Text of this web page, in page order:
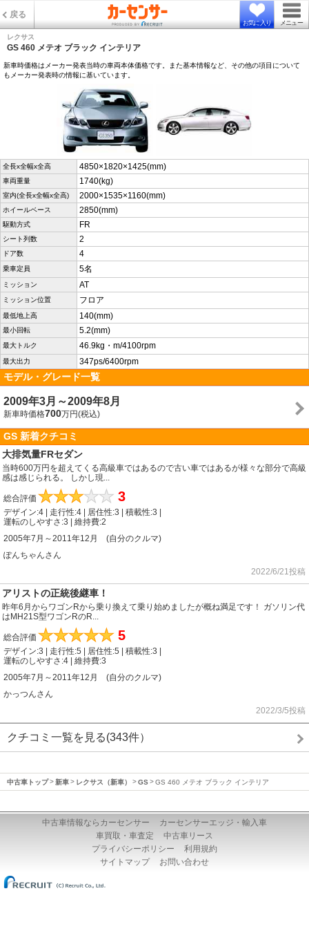
戻る
お気に入り メニュー
レクサス
GS 460 メテオ ブラック インテリア
新車時価格はメーカー発表当時の車両本体価格です。また基本情報など、その他の項目について
もメーカー発表時の情報に基いています。
全長x全幅x全高 4850×1820×1425(mm)
車両重量 1740(kg)
室内(全長x全幅x全高) 2000×1535×1160(mm)
ホイールベース 2850(mm)
駆動方式 FR
シート列数 2
ドア数 4
乗車定員 5名
ミッション AT
ミッション位置 フロア
最低地上高 140(mm)
最小回転 5.2(mm)
最大トルク 46.9kg・m/4100rpm
最大出力 347ps/6400rpm
モデル・グレード一覧
2009年3月～2009年8月
新車時価格700万円(税込)
GS 新着クチコミ
大排気量FRセダン
当時600万円を超えてくる高級車ではあるので古い車ではあるが様々な部分で高級
感は感じられる。 しかし現...
総合評価 ★★★★★ 3
デザイン:4 | 走行性:4 | 居住性:3 | 積載性:3 |
運転のしやすさ:3 | 維持費:2
2005年7月～2011年12月 (自分のクルマ)
ぽんちゃんさん
2022/6/21投稿
アリストの正統後継車！
昨年6月からワゴンRから乗り換えて乗り始めましたが概ね満足です！ ガソリン代
はMH21S型ワゴンRのR...
総合評価 ★★★★★ 5
デザイン:3 | 走行性:5 | 居住性:5 | 積載性:3 |
運転のしやすさ:4 | 維持費:3
2005年7月～2011年12月 (自分のクルマ)
かっつんさん
2022/3/5投稿
クチコミ一覧を見る(343件）
中古車トップ 新車 レクサス（新車） GS GS 460 メテオ ブラック インテリア
中古車情報ならカーセンサー
カーセンサーエッジ・輸入車
車買取・車査定
中古車リース
プライバシーポリシー
利用規約
サイトマップ
お問い合わせ